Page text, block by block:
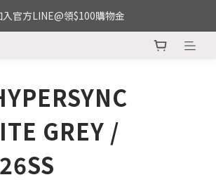
入官方LINE@領$100購物金
GREY /